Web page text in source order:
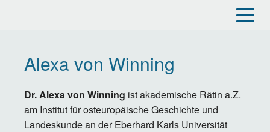
Alexa von Winning
Dr. Alexa von Winning ist akademische Rätin a.Z.
am Institut für osteuropäische Geschichte und
Landeskunde an der Eberhard Karls Universität